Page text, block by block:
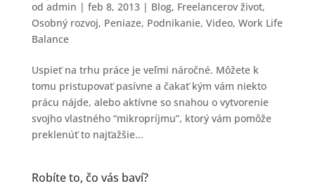
od admin | feb 8, 2013| Blog, Freelancerov život,
Osobný rozvoj, Peniaze, Podnikanie, Video, Work Life
Balance
Uspieť na trhu práce je veľmi náročné. Môžete k
tomu pristupovať pasívne a čakať kým vám niekto
prácu nájde, alebo aktívne so snahou o vytvorenie
svojho vlastného “mikropríjmu”, ktorý vám pomôže
preklenúť to najťažšie...
Robíte to, čo vás baví?